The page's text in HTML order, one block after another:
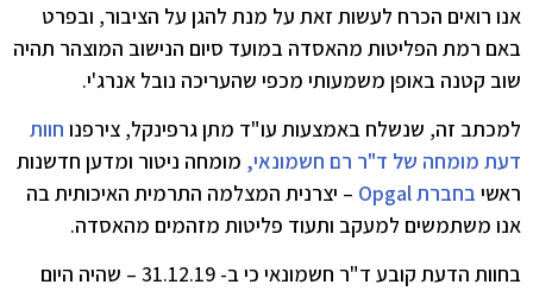
אנו רואים הכרח לעשות זאת על מנת להגן על הציבור, ובפרט
באם רמת הפליטות מהאסדה במועד סיום הנישוב המוצהר תהיה
שוב קטנה באופן משמעותי מכפי שהעריכה נובל אנרג'י.
למכתב זה, שנשלח באמצעות עו"ד מתן גרפינקל, צירפנו חוות
דעת מומחה של ד"ר רם חשמונאי, מומחה ניטור ומדען חדשנות
ראשיבחברת Opgal
– יצרנית המצלמה התרמית האיכותית בה
אנו משתמשים למעקב ותעוד פליטות מזהמים מהאסדה.
בחוות הדעת קובע ד"ר חשמונאי כי ב- 31.12.19 – שהיה היום